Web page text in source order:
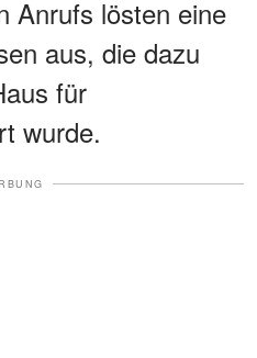
Anrufs lösten eine
aus, die dazu
für
wurde.